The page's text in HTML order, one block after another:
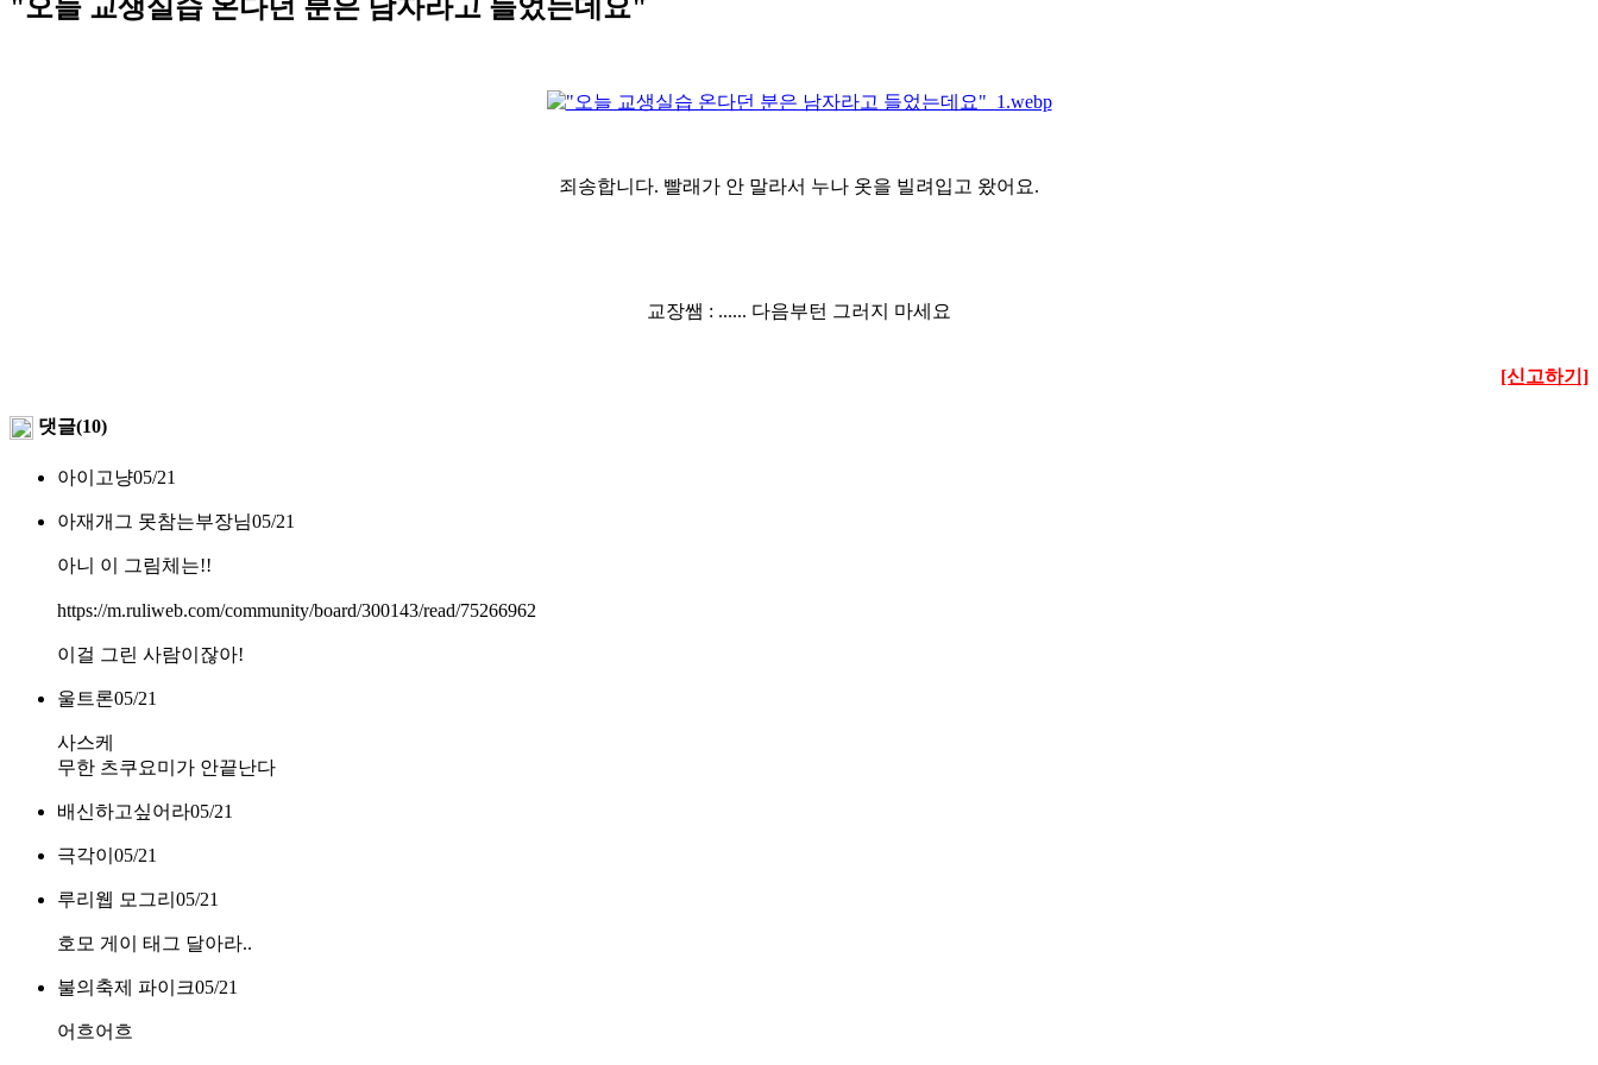
"오늘 교생실습 온다던 분은 남자라고 들었는데요"
죄송합니다. 빨래가 안 말라서 누나 옷을 빌려입고 왔어요.
교장쌤 : ...... 다음부턴 그러지 마세요
[신고하기]
댓글(10)
아이고냥05/21
아재개그 못참는부장님05/21
아니 이 그림체는!!
https://m.ruliweb.com/community/board/300143/read/75266962
이걸 그린 사람이잖아!
울트론ㅤ05/21
사스케
무한 츠쿠요미가 안끝난다
배신하고싶어라05/21
극각이 05/21
루리웹 모그리 05/21
호모 게이 태그 달아라..
불의축제 파이크05/21
어흐어흐